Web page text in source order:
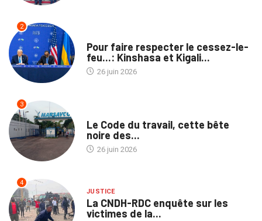
2
Pour faire respecter le cessez-le-
feu...: Kinshasa et Kigali...
26 juin 2026
3
Le Code du travail, cette bête
noire des...
26 juin 2026
4
JUSTICE
La CNDH-RDC enquête sur les
victimes de la...